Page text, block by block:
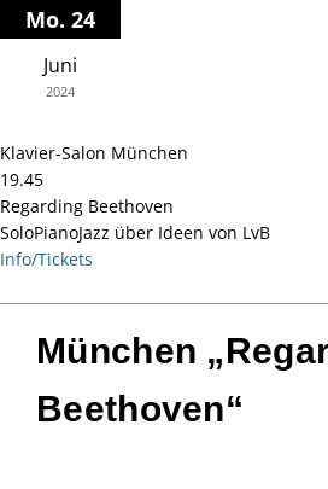
Zum
Inhalt
springen
Mo. 24
Juni
2024
Klavier-Salon München
19.45
Regarding Beethoven
SoloPianoJazz über Ideen von LvB
Info/Tickets
München
Beethoven“